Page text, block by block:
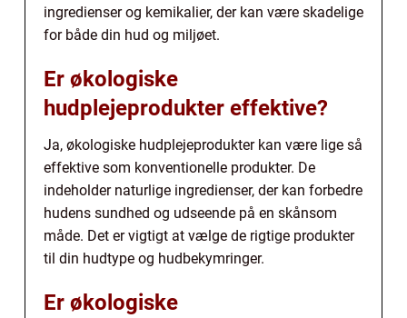
ingredienser og kemikalier, der kan være skadelige
for både din hud og miljøet.
Er økologiske
hudplejeprodukter effektive?
Ja, økologiske hudplejeprodukter kan være lige så
effektive som konventionelle produkter. De
indeholder naturlige ingredienser, der kan forbedre
hudens sundhed og udseende på en skånsom
måde. Det er vigtigt at vælge de rigtige produkter
til din hudtype og hudbekymringer.
Er økologiske